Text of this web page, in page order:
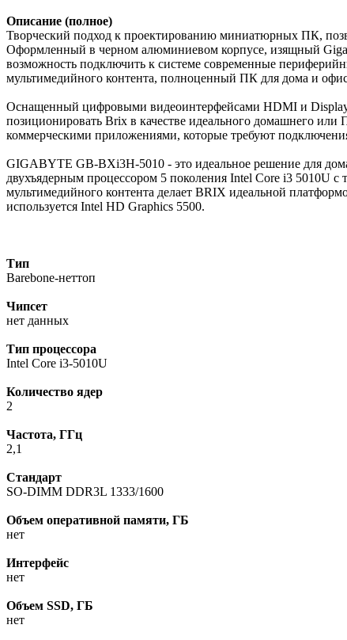
Описание (полное)
Творческий подход к проектированию миниатюрных ПК,
Оформленный в черном алюминиевом корпусе, изящный
возможность подключить к системе современные
мультимедийного контента, полноценный ПК для дома и
Оснащенный цифровыми видеоинтерфейсами HDMI и
позиционировать Brix в качестве идеального домашнего
коммерческими приложениями, которые требуют
GIGABYTE GB-BXi3H-5010 - это идеальное решение для
двухъядерным процессором 5 поколения Intel Core i3 5010U
мультимедийного контента делает BRIX идеальной
используется Intel HD Graphics 5500.
Тип
Barebone-неттоп
Чипсет
нет данных
Тип процессора
Intel Core i3-5010U
Количество ядер
2
Частота, ГГц
2,1
Стандарт
SO-DIMM DDR3L 1333/1600
Объем оперативной памяти, ГБ
нет
Интерфейс
нет
Объем SSD, ГБ
нет